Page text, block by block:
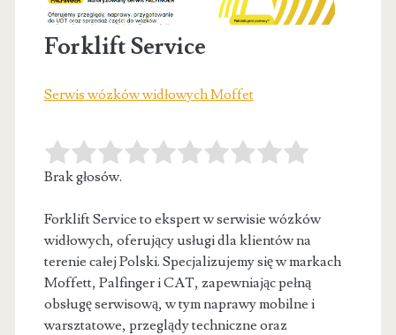
Forklift Service
Serwis wózków widłowych Moffet
Brak głosów.
Forklift Service to ekspert w serwisie wózków
widłowych, oferujący usługi dla klientów na
terenie całej Polski. Specjalizujemy się w markach
Moffett, Palfinger i CAT, zapewniając pełną
obsługę serwisową, w tym naprawy mobilne i
warsztatowe, przeglądy techniczne oraz